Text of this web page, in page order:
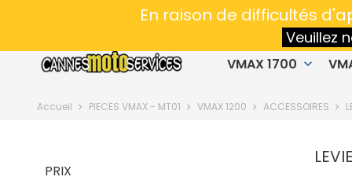
Spécialiste en préparation VMAX & MT01-
En raison de difficultés
Veuillez
VMAX 1700 keyboard_arrow_down
Accueil PIECES VMAX - MT01 VMAX 1200 ACCESSOIRES
PRIX